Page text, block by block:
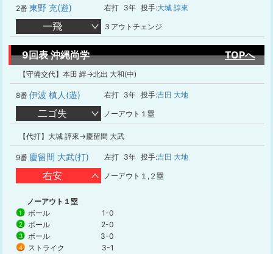
2番 東野 充(遊) 右打 3年 投手:大城 諄來
一飛 ３アウトチェンジ
9回表 沖縄尚学 TOPへ
【守備交代】本田 絆→北出 大和(中)
8番 伊波 槙人(遊) 右打 3年 投手:吉田 大地
二ゴ失 ノーアウト１塁
【代打】大城 諄來→慶留間 大武
9番 慶留間 大武(打) 左打 3年 投手:吉田 大地
右安 ノーアウト１,２塁
ノーアウト１塁
1 ボール 1-0
2 ボール 2-0
3 ボール 3-0
4 ストライク 3-1